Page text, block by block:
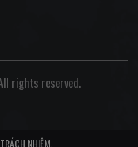
rights reserved.
NHIỆM.